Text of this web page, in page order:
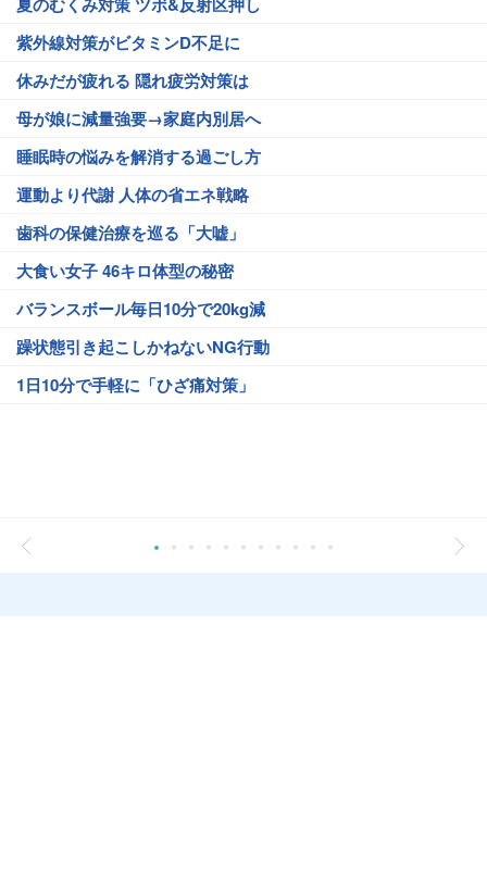
紫外線対策がビタミンD不足に
休みだが疲れる 隠れ疲労対策は
母が娘に減量強要→家庭内別居へ
睡眠時の悩みを解消する過ごし方
運動より代謝 人体の省エネ戦略
歯科の保健治療を巡る「大嘘」
大食い女子 46キロ体型の秘密
バランスボール毎日10分で20kg減
躁状態引き起こしかねないNG行動
1日10分で手軽に「ひざ痛対策」